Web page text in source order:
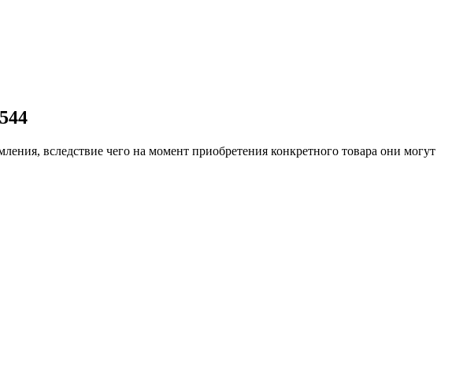
вследствие чего на момент приобретения конкретного товара они могут